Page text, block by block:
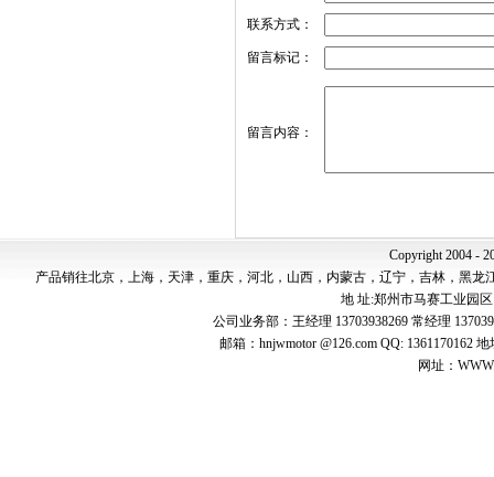
联系方式：
留言标记：
留言内容：
Copyright 2004 -
产品销往北京，上海，天津，重庆，河北，山西，内蒙古，辽宁，吉林，黑
地 址:郑州市马赛工业园区
公司业务部：王经理 13703938269 常经理
邮箱：hnjwmotor @126.com QQ: 1361170162
网址：